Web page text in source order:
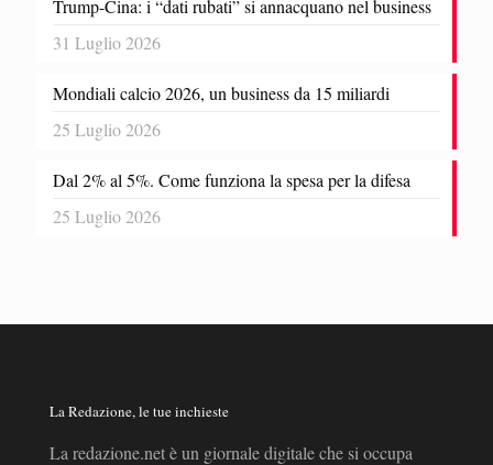
Trump-Cina: i “dati rubati” si annacquano nel business
31 Luglio 2026
Mondiali calcio 2026, un business da 15 miliardi
25 Luglio 2026
Dal 2% al 5%. Come funziona la spesa per la difesa
25 Luglio 2026
La Redazione, le tue inchieste
La redazione.net è un giornale digitale che si occupa